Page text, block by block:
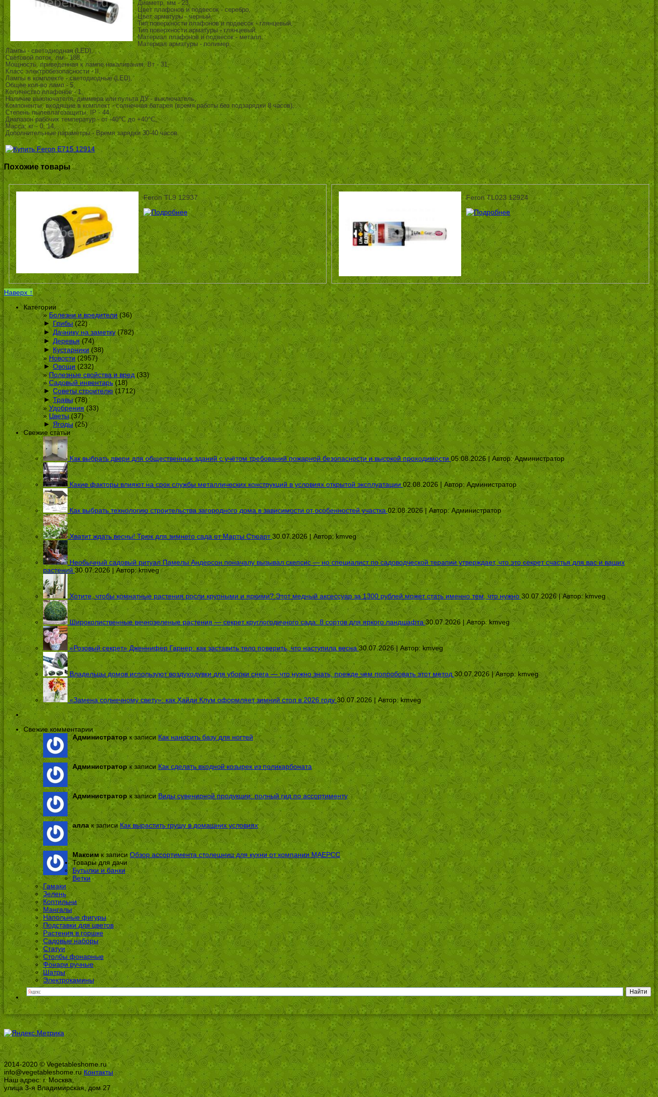
Диаметр, мм - 23,
Цвет плафонов и подвесок - серебро,
Цвет арматуры - черный,
Тип поверхности плафонов и подвесок - глянцевый,
Тип поверхности арматуры - глянцевый,
Материал плафонов и подвесок - металл,
Материал арматуры - полимер,
Лампы - светодиодная (LED), , ,
Световой поток, лм - 188,
Мощность, приведенная к лампе накаливания, Вт - 31,
Класс электробезопасности - II,
Лампы в комплекте - светодиодные (LED),
Общее кол-во ламп - 5,
Количество плафонов - 1,
Наличие выключателя, диммера или пульта ДУ - выключатель,
Компоненты, входящие в комплект - солнечная батарея (время работы без подзарядки 8 часов),
Степень пылевлагозащиты, IP - 44,
Диапазон рабочих температур - от -40^C до +40^C,
Масса, кг - 0, 14,
Дополнительные параметры - Время зарядки 30-40 часов.
Похожие товары
Feron TL9 12937 Feron TL023 12924
Наверх ↑
Категории
Болезни и вредители(36)
► Грибы(22)
► Дачнику на заметку(782)
► Деревья(74)
► Кустарники(38)
Новости (2957)
► Овощи (232)
Полезные свойства и вред (33)
Садовый инвентарь(18)
► Советы строителю(1712)
► Травы(78)
Удобрения(33)
Цветы(37)
► Ягоды(25)
Свежие статьи
Как выбрать двери для общественных зданий с учётом требований пожарной безопасности и высокой проходимости 05.08.2026 | Автор:Администратор
Какие факторы влияют на срок службы металлических конструкций в условиях открытой эксплуатации 02.08.2026 | Автор:Администратор
Как выбрать технологию строительства загородного дома в зависимости от особенностей участка 02.08.2026 | Автор:Администратор
Хватит ждать весны! Трюк для зимнего сада от Марты Стюарт 30.07.2026 | Автор:kmveg
Необычный садовый ритуал Памелы Андерсон поначалу вызывал скепсис — но специалист по садоводческой терапии утверждает, что это секрет счастья для вас и ваших
растений 30.07.2026 | Автор:kmveg
Хотите, чтобы комнатные растения росли крупными и яркими? Этот медный аксессуар за 1300 рублей может стать именно тем, что нужно 30.07.2026 | Автор:kmveg
Широколиственные вечнозеленые растения — секрет круглогодичного сада: 8 сортов для яркого ландшафта 30.07.2026 | Автор:kmveg
«Розовый секрет» Дженнифер Гарнер: как заставить тело поверить, что наступила весна 30.07.2026 | Автор: kmveg
Владельцы домов используют воздуходувки для уборки снега — что нужно знать, прежде чем попробовать этот метод 30.07.2026 | Автор: kmveg
«Замена солнечному свету»: как Хайди Клум оформляет зимний стол в 2026 году 30.07.2026 | Автор: kmveg
Свежие комментарии
Администратор к записи Как наносить базу для ногтей
Администраторк записи Как сделать входной козырек из поликарбоната
Администраторк записиВиды сувенирной продукции: полный гид по ассортименту
аллак записиКак вырастить грушу в домашних условиях
Максим к записиОбзор ассортимента столешниц для кухни от компании МАЕРСС
Товары для дачи
Бутылки и банки
Ветки
Гамаки
Зелень
Коптильни
Мангалы
Напольные фигуры
Подставки для цветов
Растения в горшке
Садовые наборы
Статуи
Столбы фонарные
Фонари ручные
Шатры
Электрокамины
2014-2020 © Vegetableshome.ru
info@vegetableshome.ru Контакты
Наш адрес: г. Москва,
улица 3-я Владимирская, дом 27